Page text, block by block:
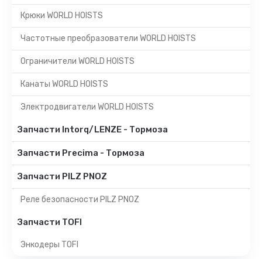
Крюки WORLD HOISTS
Частотные преобразователи WORLD HOISTS
Ограничители WORLD HOISTS
Канаты WORLD HOISTS
Электродвигатели WORLD HOISTS
Запчасти Intorq/LENZE - Тормоза
Запчасти Precima - Тормоза
Запчасти PILZ PNOZ
Реле безопасности PILZ PNOZ
Запчасти TOFI
Энкодеры TOFI